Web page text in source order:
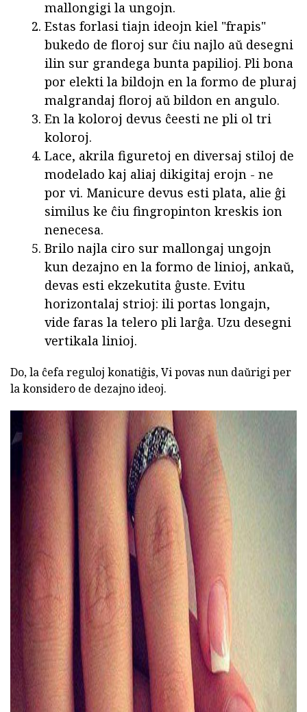
mallongigi la ungojn.
Estas forlasi tiajn ideojn kiel "frapis"
bukedo de floroj sur ĉiu najlo aŭ desegni
ilin sur grandega bunta papilioj. Pli bona
por elekti la bildojn en la formo de pluraj
malgrandaj floroj aŭ bildon en angulo.
En la koloroj devus ĉeesti ne pli ol tri
koloroj.
Lace, akrila figuretoj en diversaj stiloj de
modelado kaj aliaj dikigitaj erojn - ne
por vi. Manicure devus esti plata, alie ĝi
similus ke ĉiu fingropinton kreskis ion
nenecesa.
Brilo najla ciro sur mallongaj ungojn
kun dezajno en la formo de linioj, ankaŭ,
devas esti ekzekutita ĝuste. Evitu
horizontalaj strioj: ili portas longajn,
vide faras la telero pli larĝa. Uzu desegni
vertikala linioj.
Do, la ĉefa reguloj konatiĝis, Vi povas nun daŭrigi per
la konsidero de dezajno ideoj.